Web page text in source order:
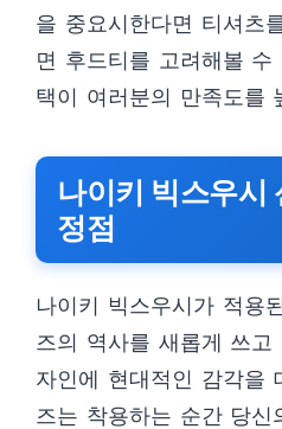
을 중요시한다면 티셔츠
면 후드티를 고려해볼
택이 여러분의 만족도를
나이키 빅스우시
정점
나이키 빅스우시가 적용
즈의 역사를 새롭게 쓰고
자인에 현대적인 감각을
즈는 착용하는 순간 당